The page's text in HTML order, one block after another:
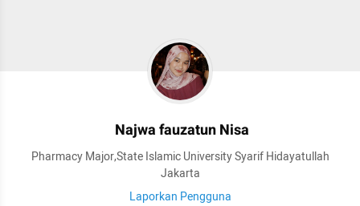
Najwa fauzatun Nisa
Pharmacy Major,State Islamic University Syarif Hidayatullah
Jakarta
Laporkan Pengguna